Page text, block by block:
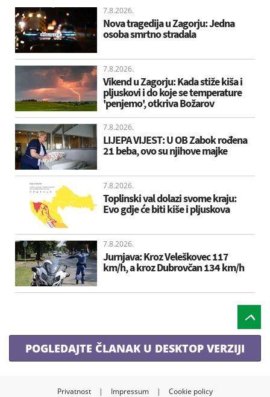
7.8.2026.
Nova tragedija u Zagorju: Jedna
osoba smrtno stradala
7.8.2026.
Vikend u Zagorju: Kada stiže kiša i
pljuskovi i do koje se temperature
'penjemo', otkriva Božarov
7.8.2026.
LIJEPA VIJEST: U OB Zabok rođena
21 beba, ovo su njihove majke
7.8.2026.
Toplinski val dolazi svome kraju:
Evo gdje će biti kiše i pljuskova
7.8.2026.
Jurnjava: Kroz Veleškovec 117
km/h, a kroz Dubrovčan 134 km/h
POGLEDAJTE ČLANAK U DESKTOP VERZIJI
Privatnost | Impressum | Cookie policy